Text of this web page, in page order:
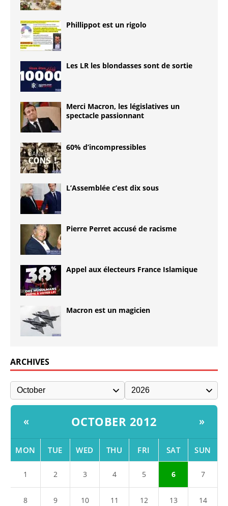
Phillippot est un rigolo
Les LR les blondasses sont de sortie
Merci Macron, les législatives un
spectacle passionnant
60% d’incompressibles
L’Assemblée c’est dix sous
Pierre Perret accusé de racisme
Appel aux électeurs France Islamique
Macron est un magicien
ARCHIVES
« OCTOBER 2012 »
MON TUE WED THU FRI SAT SUN
1 2 3 4 5 6 7
8 9 10 11 12 13 14